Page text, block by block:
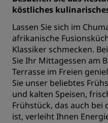
köstliches
Lassen Sie sich im
afrikanische
Klassiker schmecken.
Sie Ihr Mittagessen am
Terrasse im Freien
Sie unser beliebtes
und kalten Speisen,
Frühstück, das auch bei
ist, verleiht Ihnen